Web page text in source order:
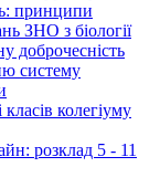
принципи
ЗНО з біології
доброчесність
систему
колегіуму
розклад 5 - 11